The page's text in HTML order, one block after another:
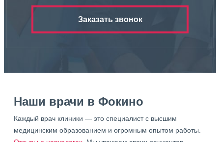
Заказать звонок
Наши врачи в Фокино
Каждый врач клиники — это специалист с высшим
медицинским образованием и огромным опытом работы.